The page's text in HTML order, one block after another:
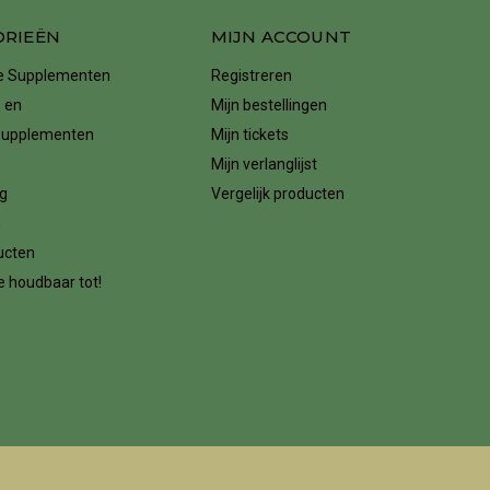
Supplementen
en
houdbaar tot!
MIJN ACCOUNT
Registreren
Mijn bestellingen
Mijn tickets
Mijn verlanglijst
Vergelijk producten